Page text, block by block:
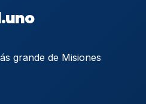
grande de Misiones